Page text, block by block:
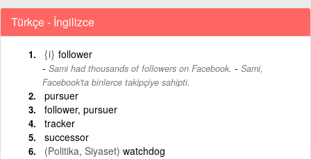
Türkçe - İngilizce
{i} follower
Sami had thousands of followers on Facebook. - Sami,
Facebook'ta binlerce takipçiye sahipti.
pursuer
follower, pursuer
tracker
successor
(Politika, Siyaset) watchdog